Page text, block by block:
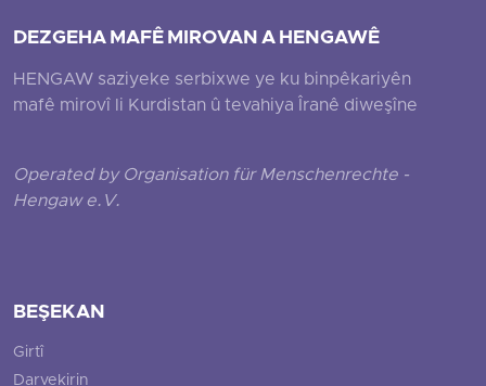
DEZGEHA MAFÊ MIROVAN A HENGAWÊ
HENGAW saziyeke serbixwe ye ku binpêkariyên
mafê mirovî li Kurdistan û tevahiya Îranê diweşîne
Operated by Organisation für Menschenrechte -
Hengaw e.V.
BEŞEKAN
Girtî
Darvekirin